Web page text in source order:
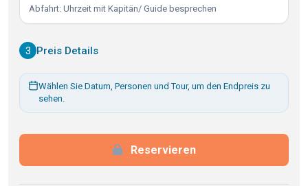
Abfahrt: Uhrzeit mit Kapitän/ Guide besprechen
3 Preis Details
Wählen Sie Datum, Personen und Tour, um den Endpreis zu
sehen.
Reservieren